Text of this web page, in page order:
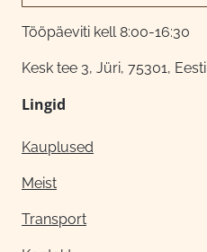
Tööpäeviti kell 8:00-16:30
Kesk tee 3, Jüri, 75301, Eesti
Lingid
Kauplused
Meist
Transport